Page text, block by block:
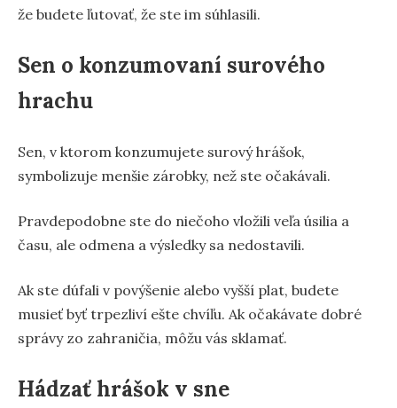
že budete ľutovať, že ste im súhlasili.
Sen o konzumovaní surového
hrachu
Sen, v ktorom konzumujete surový hrášok,
symbolizuje menšie zárobky, než ste očakávali.
Pravdepodobne ste do niečoho vložili veľa úsilia a
času, ale odmena a výsledky sa nedostavili.
Ak ste dúfali v povýšenie alebo vyšší plat, budete
musieť byť trpezliví ešte chvíľu. Ak očakávate dobré
správy zo zahraničia, môžu vás sklamať.
Hádzať hrášok v sne